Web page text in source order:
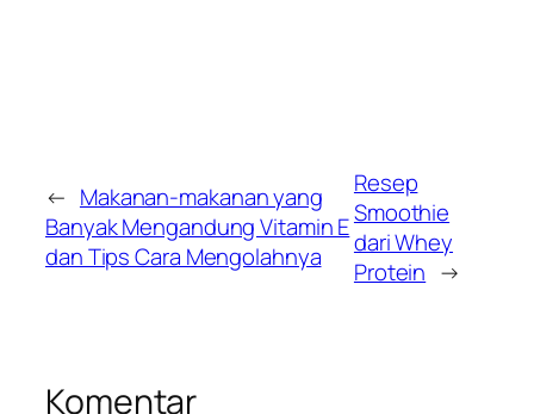
← Makanan-makanan yang
Banyak Mengandung Vitamin E
dan Tips Cara Mengolahnya
Resep
Smoothie
dari Whey
Protein →
Komentar